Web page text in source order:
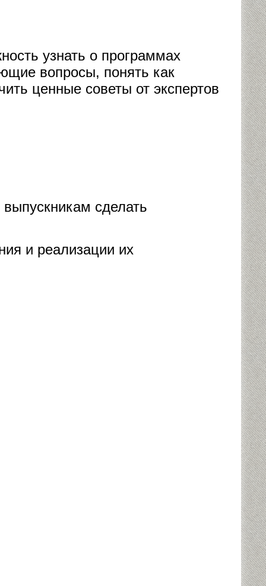
узнать о программах
вопросы, понять как
ценные советы от экспертов
сделать
и реализации их